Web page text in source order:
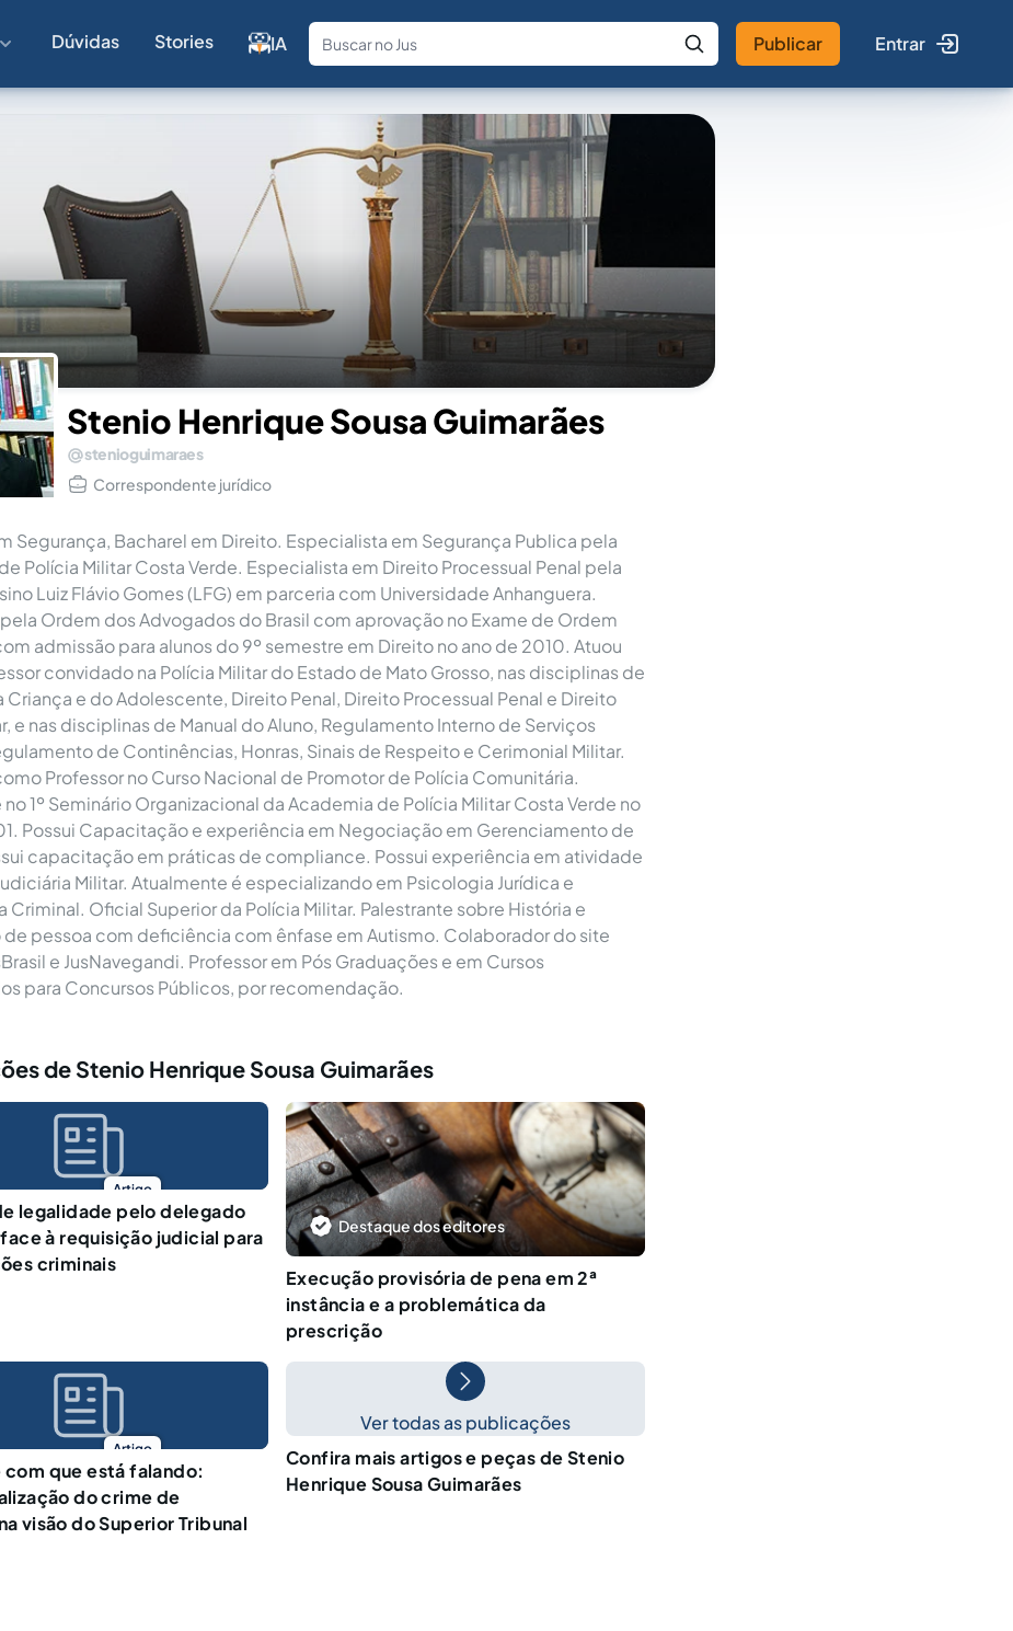
Dúvidas Stories IA
Fale com a IA Buscar no Jus
Publicar Entrar
Stenio Henrique Sousa Guimarães
stenioguimaraes
Correspondente jurídico
Segurança, Bacharel em Direito. Especialista em Segurança Publica pela
Polícia Militar Costa Verde. Especialista em Direito Processual Penal pela
Luiz Flávio Gomes (LFG) em parceria com Universidade Anhanguera.
Ordem dos Advogados do Brasil com aprovação no Exame de Ordem
admissão para alunos do 9º semestre em Direito no ano de 2010. Atuou
convidado na Polícia Militar do Estado de Mato Grosso, nas disciplinas de
Criança e do Adolescente, Direito Penal, Direito Processual Penal e Direito
e nas disciplinas de Manual do Aluno, Regulamento Interno de Serviços
de Continências, Honras, Sinais de Respeito e Cerimonial Militar.
Professor no Curso Nacional de Promotor de Polícia Comunitária.
no 1º Seminário Organizacional da Academia de Polícia Militar Costa Verde no
Possui Capacitação e experiência em Negociação em Gerenciamento de
capacitação em práticas de compliance. Possui experiência em atividade
Militar. Atualmente é especializando em Psicologia Jurídica e
Criminal. Oficial Superior da Polícia Militar. Palestrante sobre História e
pessoa com deficiência com ênfase em Autismo. Colaborador do site
e JusNavegandi. Professor em Pós Graduações e em Cursos
para Concursos Públicos, por recomendação.
de Stenio Henrique Sousa Guimarães
Artigo
legalidade pelo delegado
à requisição judicial para
criminais
Destaque dos editores
Execução provisória de pena em 2ª
instância e a problemática da
prescrição
Artigo
com que está falando:
do crime de
visão do Superior Tribunal
Ver todas as publicações
Confira mais artigos e peças de Stenio
Henrique Sousa Guimarães